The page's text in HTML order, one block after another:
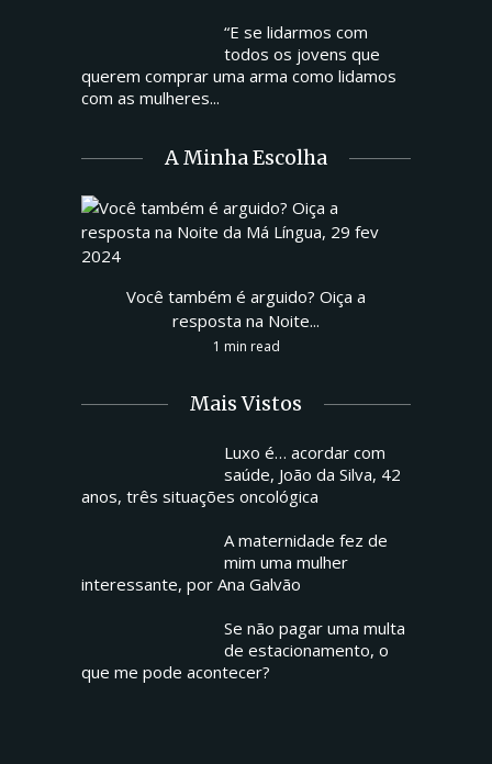
“E se lidarmos com
todos os jovens que
querem comprar uma arma como lidamos
com as mulheres...
A Minha Escolha
Você também é arguido? Oiça a
resposta na Noite...
1 min read
Mais Vistos
Luxo é… acordar com
saúde, João da Silva, 42
anos, três situações oncológica
A maternidade fez de
mim uma mulher
interessante, por Ana Galvão
Se não pagar uma multa
de estacionamento, o
que me pode acontecer?